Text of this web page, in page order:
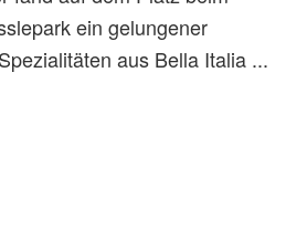
ein gelungener
aus Bella Italia ...